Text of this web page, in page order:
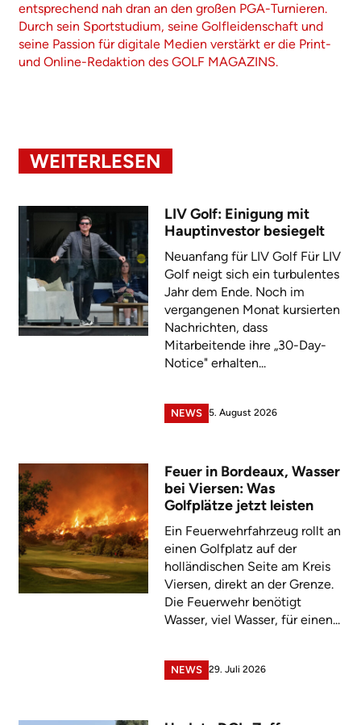
entsprechend nah dran an den großen PGA-Turnieren.
Durch sein Sportstudium, seine Golfleidenschaft und
seine Passion für digitale Medien verstärkt er die Print-
und Online-Redaktion des GOLF MAGAZINS.
WEITERLESEN
LIV Golf: Einigung mit
Hauptinvestor besiegelt
Neuanfang für LIV Golf Für LIV
Golf neigt sich ein turbulentes
Jahr dem Ende. Noch im
vergangenen Monat kursierten
Nachrichten, dass
Mitarbeitende ihre „30-Day-
Notice" erhalten...
NEWS 5. August 2026
Feuer in Bordeaux, Wasser
bei Viersen: Was
Golfplätze jetzt leisten
Ein Feuerwehrfahrzeug rollt an
einen Golfplatz auf der
holländischen Seite am Kreis
Viersen, direkt an der Grenze.
Die Feuerwehr benötigt
Wasser, viel Wasser, für einen...
NEWS 29. Juli 2026